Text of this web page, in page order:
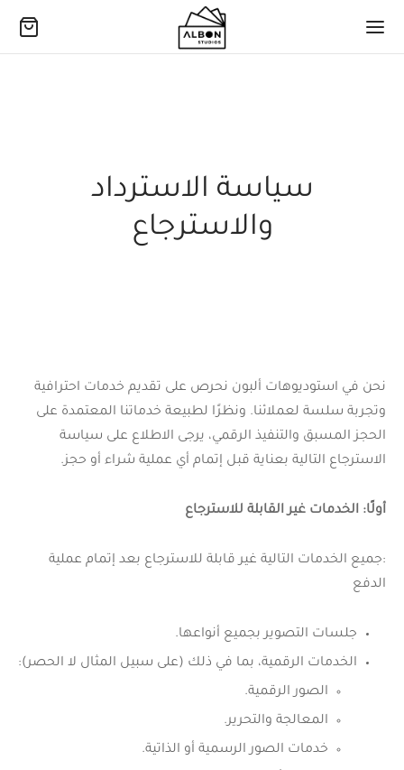
سياسة الاسترداد
والاسترجاع
نحن في استوديوهات ألبون نحرص على تقديم خدمات احترافية
وتجربة سلسة لعملائنا. ونظرًا لطبيعة خدماتنا المعتمدة على
الحجز المسبق والتنفيذ الرقمي، يرجى الاطلاع على سياسة
الاسترجاع التالية بعناية قبل إتمام أي عملية شراء أو حجز.
أولًا: الخدمات غير القابلة للاسترجاع
:جميع الخدمات التالية غير قابلة للاسترجاع بعد إتمام عملية
الدفع
جلسات التصوير بجميع أنواعها.
الخدمات الرقمية، بما في ذلك (على سبيل المثال لا الحصر):
الصور الرقمية.
المعالجة والتحرير.
خدمات الصور الرسمية أو الذاتية.